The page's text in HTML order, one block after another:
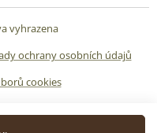
vyhrazena
ochrany osobních údajů
cookies